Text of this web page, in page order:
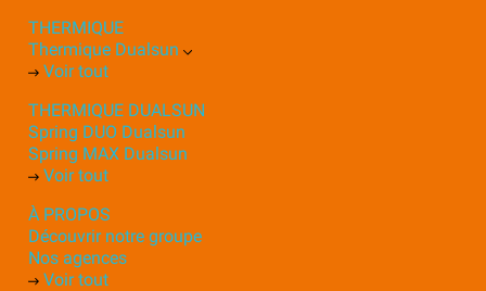
THERMIQUE
Thermique Dualsun
Voir tout
THERMIQUE DUALSUN
Spring DUO Dualsun
Spring MAX Dualsun
Voir tout
À PROPOS
Découvrir notre groupe
Nos agences
Voir tout